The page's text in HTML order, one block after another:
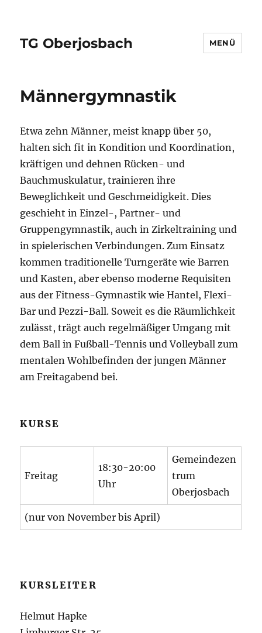
TG Oberjosbach MENÜ
Männergymnastik
Etwa zehn Männer, meist knapp über 50,
halten sich fit in Kondition und Koordination,
kräftigen und dehnen Rücken- und
Bauchmuskulatur, trainieren ihre
Beweglichkeit und Geschmeidigkeit. Dies
geschieht in Einzel-, Partner- und
Gruppengymnastik, auch in Zirkeltraining und
in spielerischen Verbindungen. Zum Einsatz
kommen traditionelle Turngeräte wie Barren
und Kasten, aber ebenso moderne Requisiten
aus der Fitness-Gymnastik wie Hantel, Flexi-
Bar und Pezzi-Ball. Soweit es die Räumlichkeit
zulässt, trägt auch regelmäßiger Umgang mit
dem Ball in Fußball-Tennis und Volleyball zum
mentalen Wohlbefinden der jungen Männer
am Freitagabend bei.
KURSE
Freitag
18:30-20:00
Uhr
Gemeindezen
trum
Oberjosbach
(nur von November bis April)
KURSLEITER
Helmut Hapke